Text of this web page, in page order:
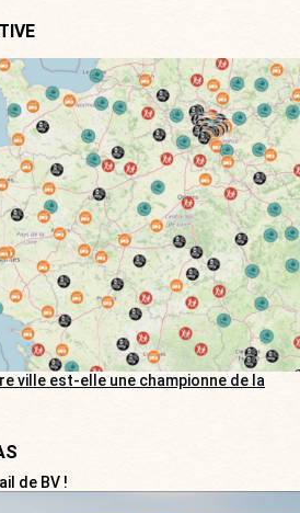
ville est-elle une championne de la
de BV !